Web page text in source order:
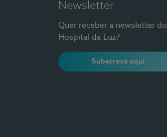
Newsletter
Quer receber a newsletter do
Hospital da Luz?
Subscreva aqui